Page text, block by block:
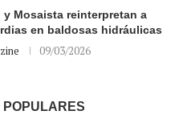
y Mosaista reinterpretan a
en baldosas hidráulicas
09/03/2026
POPULARES